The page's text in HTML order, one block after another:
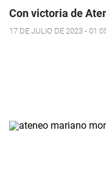
Con victoria de
17 DE JULIO DE 2023 -